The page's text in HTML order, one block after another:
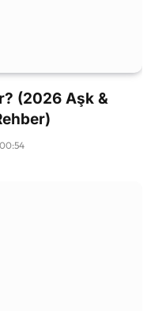
(2026 Aşk &